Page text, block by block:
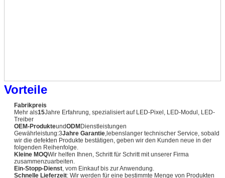
Vorteile
Fabrikpreis
Mehr als15Jahre Erfahrung, spezialisiert auf LED-Pixel, LED-Modul, LED-
Treiber
OEM-ProdukteundODMDienstleistungen
Gewährleistung:3Jahre Garantie,lebenslanger technischer Service, sobald
wir die defekten Produkte bestätigen, geben wir den Kunden neue in der
folgenden Reihenfolge.
Kleine MOQWir helfen Ihnen, Schritt für Schritt mit unserer Firma
zusammenzuarbeiten.
Ein-Stopp-Dienst, vom Einkauf bis zur Anwendung.
Schnelle Lieferzeit: Wir werden für eine bestimmte Menge von Produkten